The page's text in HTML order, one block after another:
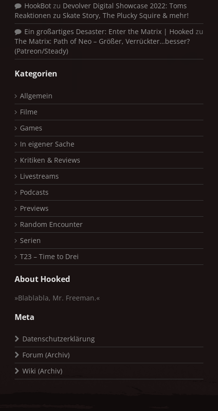
HookBot zu Devolver Digital Showcase 2022: Toms
Reaktionen zu Skate Story, The Plucky Squire & mehr!
Ein großartiges Desaster: Enter the Matrix | Hooked zu
The Matrix: Path of Neo – Größer, Verrückter…besser?
(Patreon/Steady)
Kategorien
Allgemein
Filme
Games
In eigener Sache
Kritiken & Reviews
Livestreams
Podcasts
Previews
Random Encounter
Serien
T23 – Time to Drei
About Hooked
»Blablabla, Mr. Freeman.«
Meta
Datenschutzerklärung
Forum (Archiv)
Wiki (Archiv)